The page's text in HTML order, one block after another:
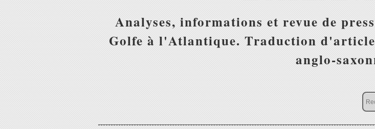
Analyses, informations et revue de
Golfe à l'Atlantique. Traduction
anglo-